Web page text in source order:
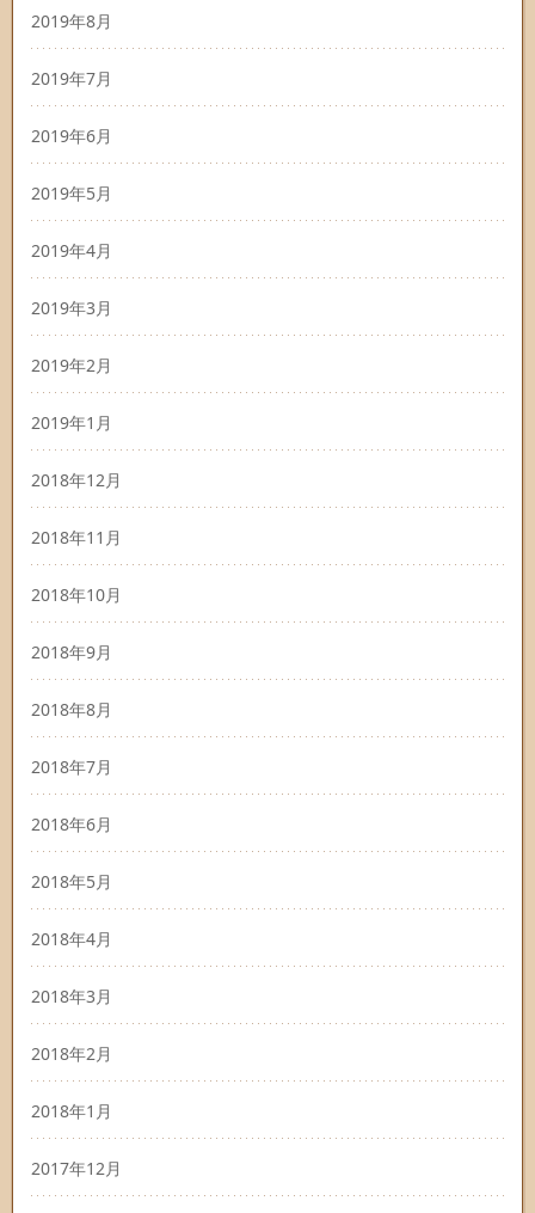
2019年8月
2019年7月
2019年6月
2019年5月
2019年4月
2019年3月
2019年2月
2019年1月
2018年12月
2018年11月
2018年10月
2018年9月
2018年8月
2018年7月
2018年6月
2018年5月
2018年4月
2018年3月
2018年2月
2018年1月
2017年12月